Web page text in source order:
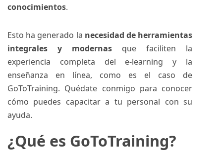
conocimientos.
Esto ha generado la necesidad de herramientas
integrales y modernas que faciliten la
experiencia completa del e-learning y la
enseñanza en línea, como es el caso de
GoToTraining. Quédate conmigo para conocer
cómo puedes capacitar a tu personal con su
ayuda.
¿Qué es GoToTraining?